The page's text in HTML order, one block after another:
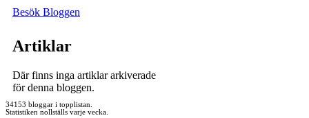
Besök Bloggen
Artiklar
Där finns inga artiklar arkiverade
för denna bloggen.
34153 bloggar i topplistan.
Statistiken nollställs varje vecka.